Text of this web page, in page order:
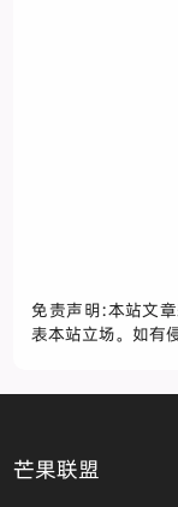
免责声明:本站文
表本站立场。如有
芒果联盟